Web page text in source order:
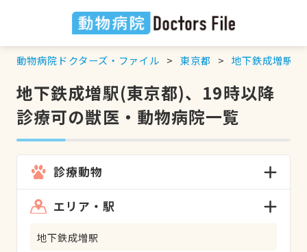
動物病院ドクターズ・ファイル 東京都 地下鉄成増駅
地下鉄成増駅(東京都)、19時以降
診療可の獣医・動物病院一覧
診療動物
エリア・駅
地下鉄成増駅